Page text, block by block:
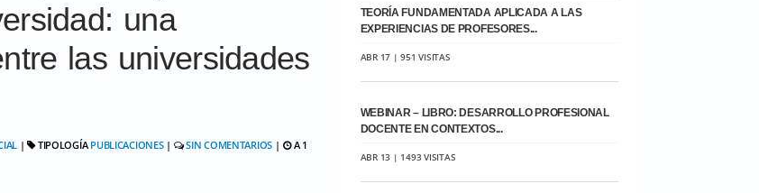
una
las universidades
| TIPOLOGÍAPUBLICACIONES| SIN COMENTARIOS |
A 1
TEORÍA FUNDAMENTADA APLICADA A LAS
EXPERIENCIAS DE PROFESORES...
ABR 17 | 951 VISITAS
WEBINAR – LIBRO: DESARROLLO PROFESIONAL
DOCENTE EN CONTEXTOS...
ABR 13 | 1493 VISITAS